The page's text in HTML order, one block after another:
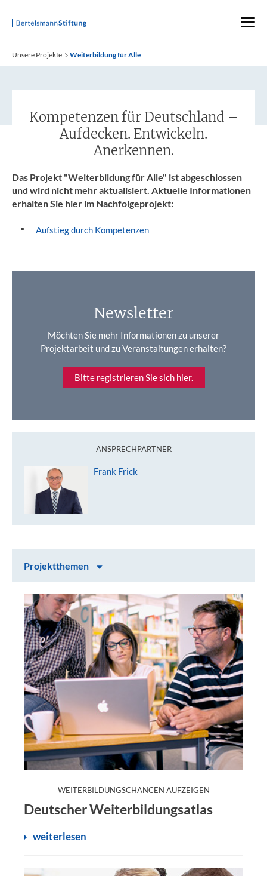
Startseite
Unsere Projekte Weiterbildung für Alle
Kompetenzen für Deutschland –
Aufdecken. Entwickeln.
Anerkennen.
Das Projekt "Weiterbildung für Alle" ist abgeschlossen
und wird nicht mehr aktualisiert. Aktuelle Informationen
erhalten Sie hier im Nachfolgeprojekt:
Aufstieg durch Kompetenzen
Newsletter
Möchten Sie mehr Informationen zu unserer
Projektarbeit und zu Veranstaltungen erhalten?
Bitte registrieren Sie sich hier.
ANSPRECHPARTNER
Frank Frick
Inhalt auswählen
Projektthemen
Projektthemen
WEITERBILDUNGSCHANCEN AUFZEIGEN:
Deutscher Weiterbildungsatlas
weiterlesen